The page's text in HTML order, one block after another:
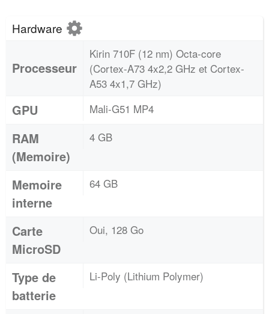
Hardware
Processeur
Kirin 710F (12 nm) Octa-core
(Cortex-A73 4x2,2 GHz et Cortex-
A53 4x1,7 GHz)
GPU Mali-G51 MP4
RAM
(Memoire)
4 GB
Memoire
interne
64 GB
Carte
MicroSD
Oui, 128 Go
Type de
batterie
Li-Poly (Lithium Polymer)